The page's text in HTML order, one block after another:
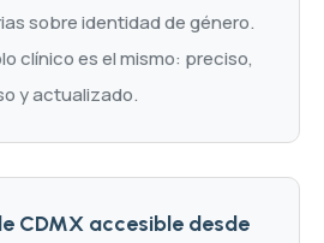
sobre identidad de género.
clínico es el mismo: preciso,
y actualizado.
CDMX accesible desde